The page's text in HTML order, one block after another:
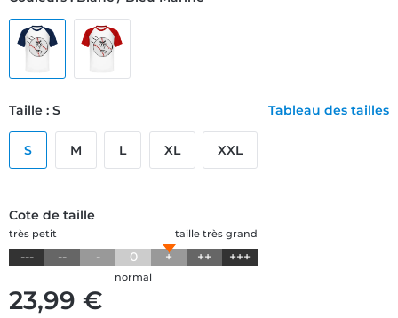
23,99 €
Taille : S Tableau des tailles
S M L XL XXL
Cote de taille
taille très grand
très petit
--- -- - 0 + ++ +++
normal